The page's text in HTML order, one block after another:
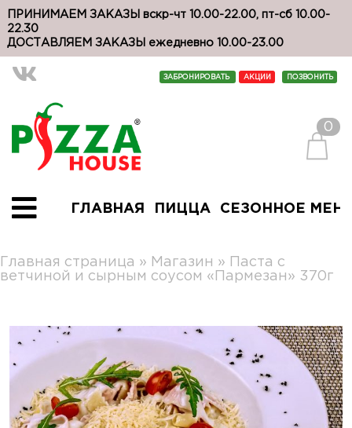
ПРИНИМАЕМ ЗАКАЗЫ вскр-чт 10.00-22.00, пт-сб 10.00-
22.30
ДОСТАВЛЯЕМ ЗАКАЗЫ ежедневно 10.00-23.00
ЗАБРОНИРОВАТЬ АКЦИИ ПОЗВОНИТЬ
0
ГЛАВНАЯ ПИЦЦА СЕЗОННОЕ
Главная страница » Магазин »
Паста с
ветчиной и сырным соусом «Пармезан» 370г